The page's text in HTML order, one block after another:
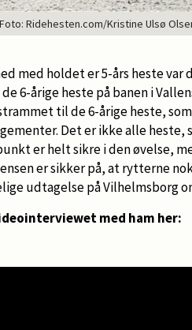
Ridehesten.com/Kristine Ulsø
med holdet er 5-års heste
de 6-årige heste på banen i
til de 6-årige heste,
Det er ikke alle heste,
er helt sikre i den øvelse,
er sikker på, at rytterne
udtagelse på Vilhelmsborg
med ham her: